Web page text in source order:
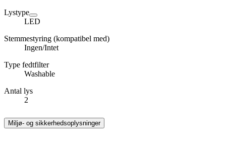
Lystype
LED
Stemmestyring (kompatibel med)
Ingen/Intet
Type fedtfilter
Washable
Antal lys
2
Miljø- og sikkerhedsoplysninger